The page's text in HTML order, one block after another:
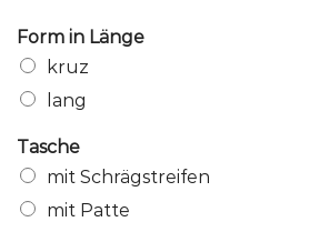
Form in Länge
kruz
lang
Tasche
mit Schrägstreifen
mit Patte